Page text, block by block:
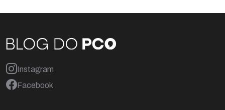
Instagram
Facebook